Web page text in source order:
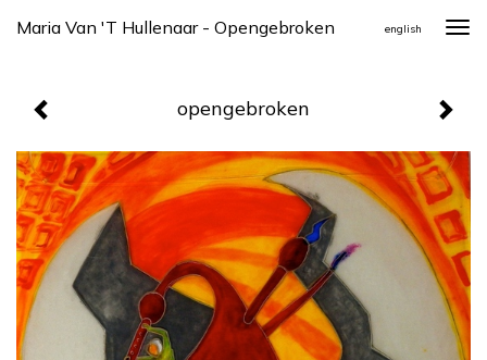
Maria Van 't Hullenaar - Opengebroken english
opengebroken